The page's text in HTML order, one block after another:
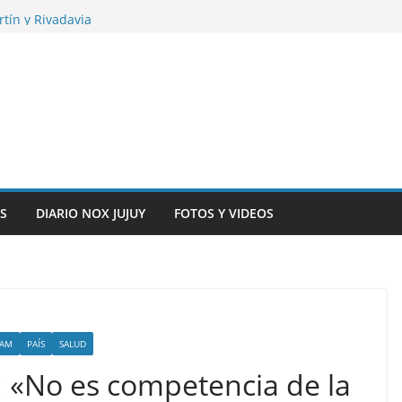
a 140
y Rivadavia
cursantes del
DIARIO NOX JUJUY FOTOS Y VIDEOS
PAÍS SALUD
es competencia de la